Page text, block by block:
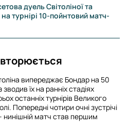
дуель Світоліної та
турнірі 10-пойнтовий матч-
випереджає Бондар на 50
їх на ранніх стадіях
останніх турнірів Великого
Попередні чотири очні зустрічі
матч став першим